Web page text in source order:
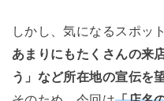
しかし、気になるスポッ
あまりにもたくさんの来
う」など所在地の宣伝を